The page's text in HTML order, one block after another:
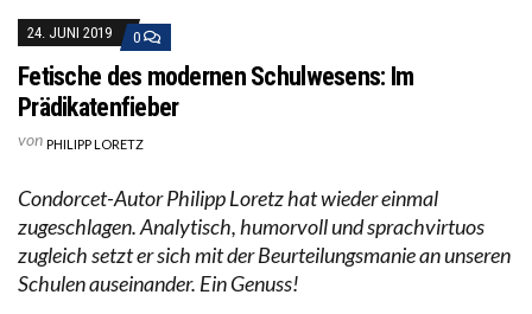
24. JUNI 2019 0
Fetische des modernen Schulwesens: Im
Prädikatenfieber
von PHILIPP LORETZ
Condorcet-Autor Philipp Loretz hat wieder einmal
zugeschlagen. Analytisch, humorvoll und sprachvirtuos
zugleich setzt er sich mit der Beurteilungsmanie an unseren
Schulen auseinander. Ein Genuss!